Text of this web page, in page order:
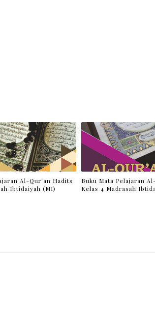
Al-Qur'an Hadits
Ibtidaiyah (MI)
Buku Mata Pelajaran
Kelas 4 Madrasah